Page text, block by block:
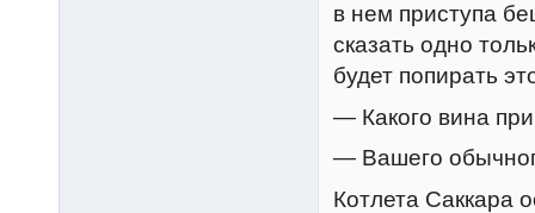
в нем приступа
сказать одно
будет попирать
— Какого вина
— Вашего
Котлета Саккара